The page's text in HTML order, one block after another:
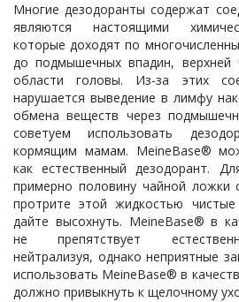
Многие дезодоранты содержат
являются настоящими
которые доходят по
до подмышечных впадин, верхней
области головы. Из-за этих
нарушается выведение в лимфу
обмена веществ через
советуем использовать
кормящим мамам. MeineBase®
как естественный дезодорант.
примерно половину чайной ложки
протрите этой жидкостью
дайте высохнуть. MeineBase® в
не препятствует
нейтрализуя, однако неприятные
использовать MeineBase® в
должно привыкнуть к щелочному